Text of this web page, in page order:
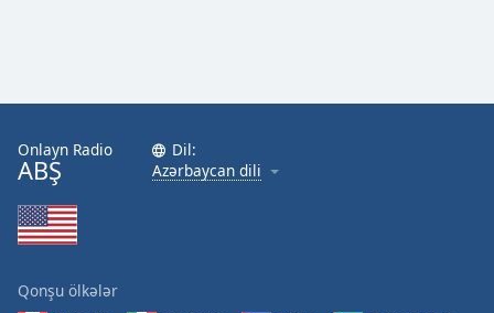
Onlayn Radio
ABŞ
Dil:
Azərbaycan dili
Qonşu ölkələr